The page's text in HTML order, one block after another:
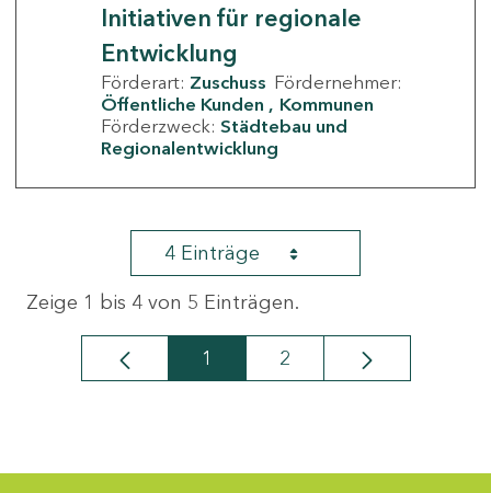
Initiativen für regionale
Entwicklung
Förderart: Zuschuss Fördernehmer:
Öffentliche Kunden
Kommunen
Förderzweck: Städtebau und
Regionalentwicklung
4 Einträge
Zeige 1 bis 4 von 5 Einträgen.
Seite
1 Seite
2